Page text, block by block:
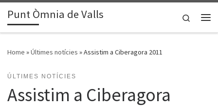
Skip to content
Punt Òmnia de Valls
Search
Home »Últimes notícies »Assistim a Ciberagora 2011
ÚLTIMES NOTÍCIES
Assistim a Ciberagora